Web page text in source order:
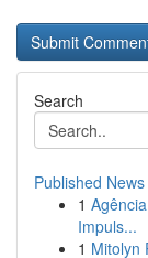
Search
Published News
1
Impuls...
1 Mitolyn